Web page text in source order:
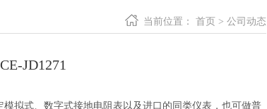
当前位置： 首页 > 公司动态
JD1271
拟式、数字式接地电阻表以及进口的同类仪表，也可做普